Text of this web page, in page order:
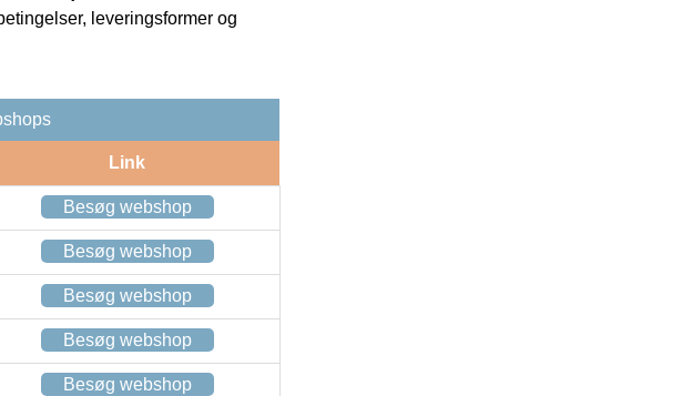
leveringsformer og
Link
Besøg webshop
Besøg webshop
Besøg webshop
Besøg webshop
Besøg webshop